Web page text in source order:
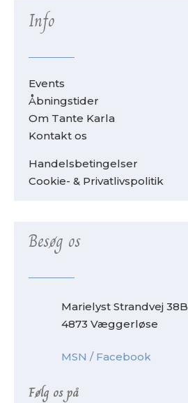
Info
Events
Åbningstider
Om Tante Karla
Kontakt os
Handelsbetingelser
Cookie- & Privatlivspolitik
Besøg os
Marielyst Strandvej 38B
4873 Væggerløse
MSN / Facebook
Følg os på